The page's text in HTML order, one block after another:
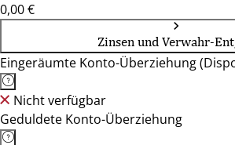
0,00 €
Zinsen und Verwahr-
Eingeräumte Konto-Überziehung
Nicht verfügbar
Geduldete Konto-Überziehung